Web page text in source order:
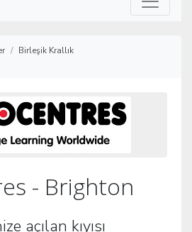
Birleşik Krallık
- Brighton
açılan kıyısı